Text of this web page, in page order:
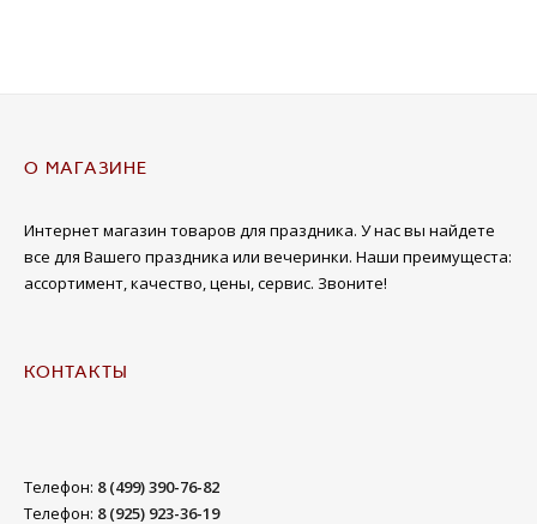
О МАГАЗИНЕ
Интернет магазин товаров для праздника. У нас вы найдете
все для Вашего праздника или вечеринки. Наши преимущеста:
ассортимент, качество, цены, сервис. Звоните!
КОНТАКТЫ
Телефон: 8 (499) 390-76-82
Телефон: 8 (925) 923-36-19